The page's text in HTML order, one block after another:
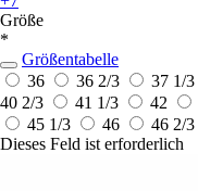
Größe
*
Größentabelle
36
36 2/3 37 1/3
40 2/3
41 1/3 42
45 1/3
46 46 2/3
Dieses Feld ist erforderlich